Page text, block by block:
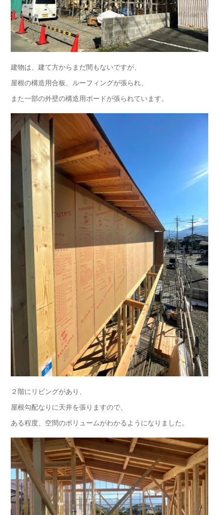
建物は、建て方からまだ間もないですが、
屋根の構造用合板、ルーフィングが張られ、
また一部の外壁の構造用ボードが張られています。
２階にリビングがあり、
屋根勾配なりに天井を張りますので、
ある程度、空間のボリュームがわかるようになりました。